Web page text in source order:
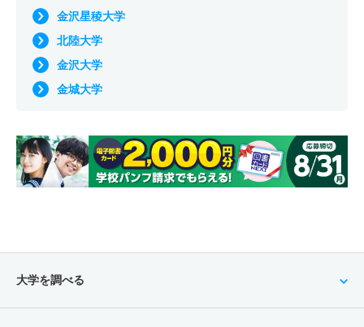
金沢星稜大学
北陸大学
金沢大学
金城大学
大学を調べる